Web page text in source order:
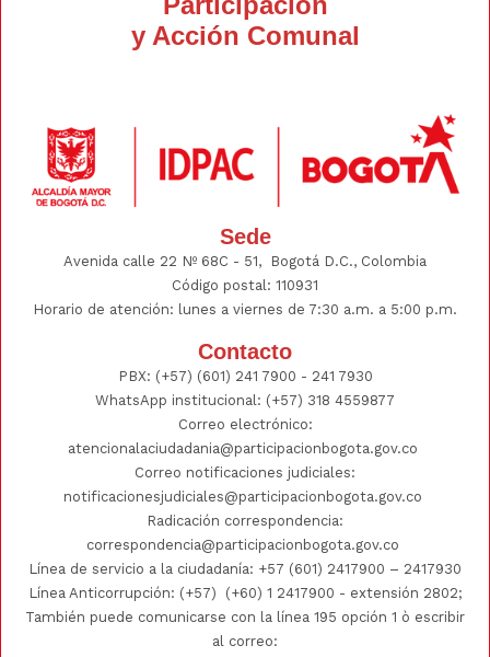
y Acción Comunal
Sede
Avenida calle 22 Nº 68C - 51, Bogotá D.C., Colombia
Código postal: 110931
Horario de atención: lunes a viernes de 7:30 a.m. a 5:00 p.m.
Contacto
PBX: (+57) (601) 241 7900 - 241 7930
WhatsApp institucional: (+57) 318 4559877
Correo electrónico:
atencionalaciudadania@participacionbogota.gov.co
Correo notificaciones judiciales:
notificacionesjudiciales@participacionbogota.gov.co
Radicación correspondencia:
correspondencia@participacionbogota.gov.co
Línea de servicio a la ciudadanía: +57 (601) 2417900 – 2417930
Línea Anticorrupción: (+57)
(+60) 1 2417900 - extensión 2802;
También puede comunicarse con la línea 195 opción 1 ò escribir
al correo: